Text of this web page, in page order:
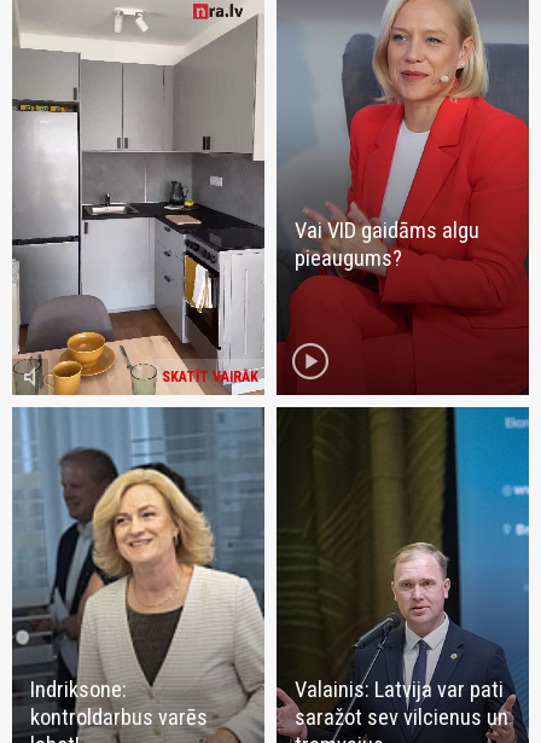
SKATĪT VAIRĀK
volume_mute
Vai VID gaidāms algu
pieaugums?
play_circle
Indriksone:
kontroldarbus varēs
Valainis: Latvija var pati
saražot sev vilcienus un